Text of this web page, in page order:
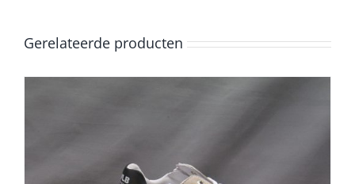
Gerelateerde producten